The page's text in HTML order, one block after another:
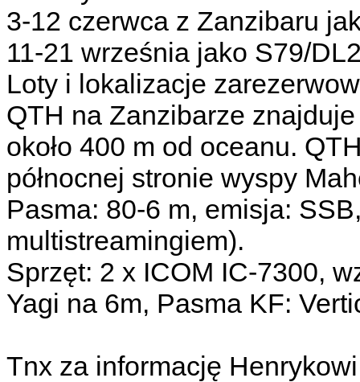
3-12 czerwca z Zanzibaru
11-21 września jako S79/
Loty i lokalizacje
QTH na Zanzibarze
około 400 m od oceanu.
północnej stronie wyspy
Pasma: 80-6 m, emisja:
multistreamingiem).
Sprzęt: 2 x ICOM IC-7300,
Yagi na 6m, Pasma KF:
Tnx za informację